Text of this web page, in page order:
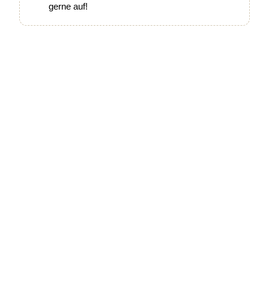
gerne auf!